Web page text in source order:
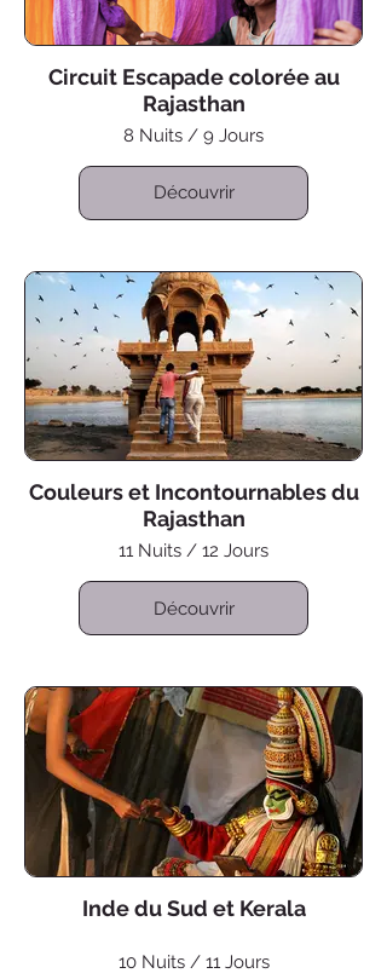
Circuit Escapade colorée au
Rajasthan
8 Nuits / 9 Jours
Découvrir
Couleurs et Incontournables du
Rajasthan
11 Nuits / 12 Jours
Découvrir
Inde du Sud et Kerala
10 Nuits / 11 Jours